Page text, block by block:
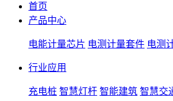
首页
产品中心
电能计量芯片 电测计量套件 电测
行业应用
充电桩 智慧灯杆 智能建筑 智慧交